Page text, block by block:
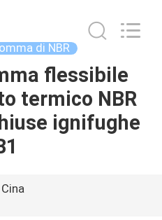
di NBR
flessibile
termico NBR
ignifughe